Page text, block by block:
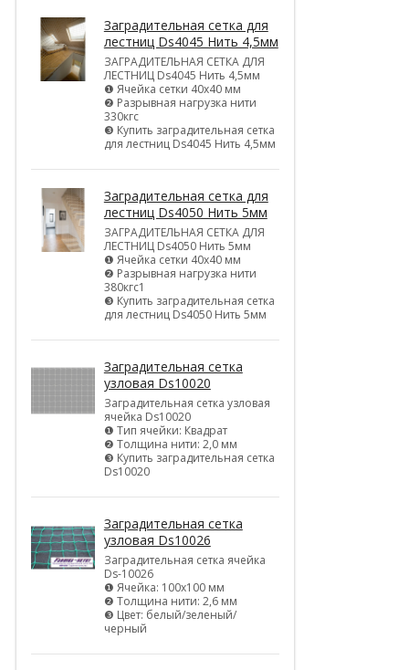
Заградительная сетка для
лестниц Ds4045 Нить 4,5мм
ЗАГРАДИТЕЛЬНАЯ СЕТКА ДЛЯ
ЛЕСТНИЦ Ds4045 Нить 4,5мм
❶ Ячейка сетки 40х40 мм
❷ Разрывная нагрузка нити
330кгс
❸ Купить заградительная сетка
для лестниц Ds4045 Нить 4,5мм
Заградительная сетка для
лестниц Ds4050 Нить 5мм
ЗАГРАДИТЕЛЬНАЯ СЕТКА ДЛЯ
ЛЕСТНИЦ Ds4050 Нить 5мм
❶ Ячейка сетки 40х40 мм
❷ Разрывная нагрузка нити
380кгс1
❸ Купить заградительная сетка
для лестниц Ds4050 Нить 5мм
Заградительная сетка
узловая Ds10020
Заградительная сетка узловая
ячейка Ds10020
❶ Тип ячейки: Квадрат
❷ Толщина нити: 2,0 мм
❸ Купить заградительная сетка
Ds10020
Заградительная сетка
узловая Ds10026
Заградительная сетка ячейка
Ds-10026
❶ Ячейка: 100х100 мм
❷ Толщина нити: 2,6 мм
❸ Цвет: белый/зеленый/
черный